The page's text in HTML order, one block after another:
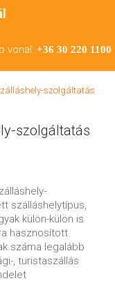
vonal: +36 30 220 1100
szolgáltatás
szolgáltatás
szálláshelytípus,
külön-külön is
hasznosított
száma legalább
, turistaszállás